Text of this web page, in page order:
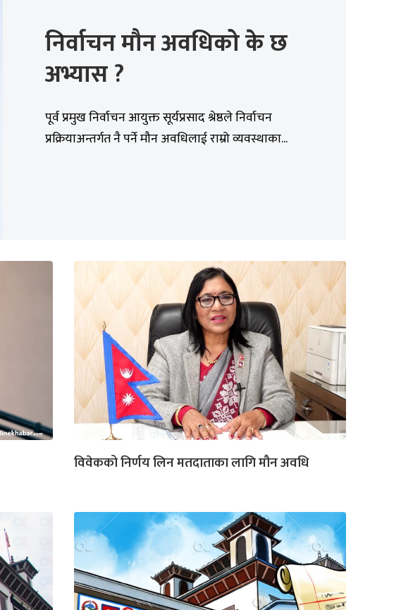
निर्वाचन मौन अवधिको के छ
अभ्यास ?
पूर्व प्रमुख निर्वाचन आयुक्त सूर्यप्रसाद श्रेष्ठले निर्वाचन
प्रक्रियाअन्तर्गत नै पर्ने मौन अवधिलाई राम्रो व्यवस्थाका...
विवेकको निर्णय लिन मतदाताका लागि मौन अवधि